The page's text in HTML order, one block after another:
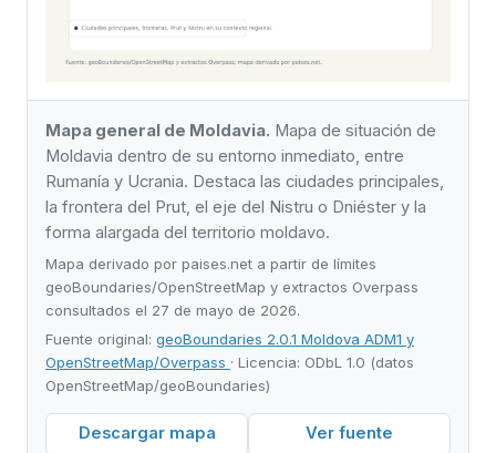
Mapa general de Moldavia. Mapa de situación de
Moldavia dentro de su entorno inmediato, entre
Rumanía y Ucrania. Destaca las ciudades principales,
la frontera del Prut, el eje del Nistru o Dniéster y la
forma alargada del territorio moldavo.
Mapa derivado por paises.net a partir de límites
geoBoundaries/OpenStreetMap y extractos Overpass
consultados el 27 de mayo de 2026.
Fuente original: geoBoundaries 2.0.1 Moldova ADM1 y
OpenStreetMap/Overpass · Licencia: ODbL 1.0 (datos
OpenStreetMap/geoBoundaries)
Descargar mapa Ver fuente